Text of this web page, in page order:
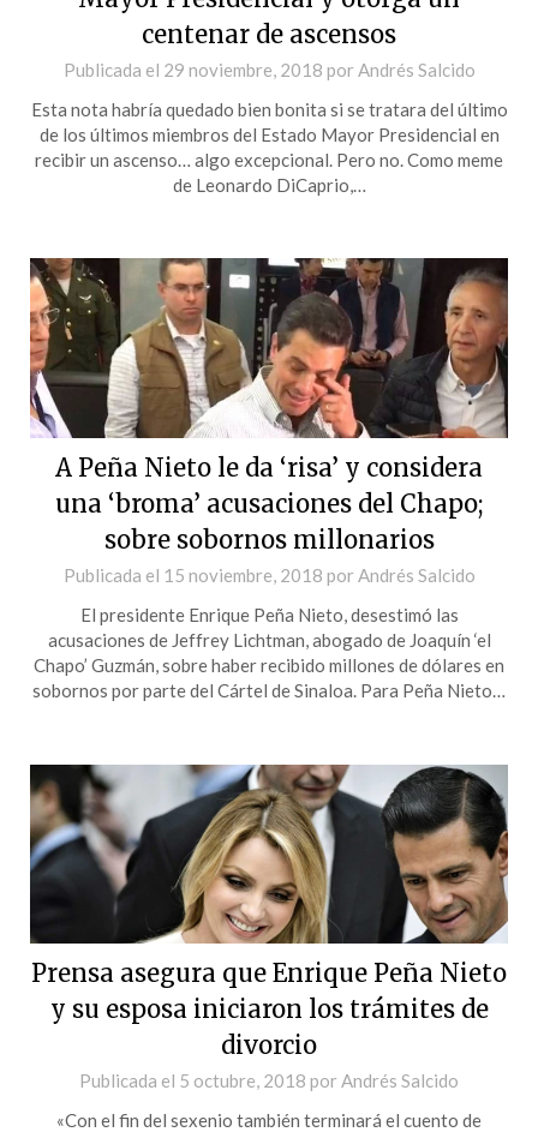
centenar de ascensos
Publicada el 29 noviembre, 2018 por Andrés Salcido
Esta nota habría quedado bien bonita si se tratara del último
de los últimos miembros del Estado Mayor Presidencial en
recibir un ascenso… algo excepcional. Pero no. Como meme
de Leonardo DiCaprio,…
A Peña Nieto le da ‘risa’ y considera
una ‘broma’ acusaciones del Chapo;
sobre sobornos millonarios
Publicada el 15 noviembre, 2018 por Andrés Salcido
El presidente Enrique Peña Nieto, desestimó las
acusaciones de Jeffrey Lichtman, abogado de Joaquín ‘el
Chapo’ Guzmán, sobre haber recibido millones de dólares en
sobornos por parte del Cártel de Sinaloa. Para Peña Nieto…
Prensa asegura que Enrique Peña Nieto
y su esposa iniciaron los trámites de
divorcio
Publicada el 5 octubre, 2018 por Andrés Salcido
«Con el fin del sexenio también terminará el cuento de